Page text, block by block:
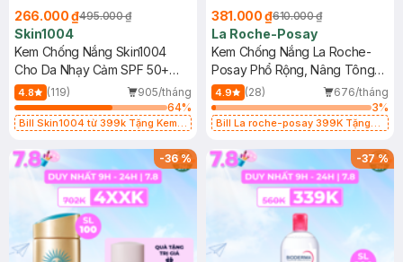
266.000 ₫495.000 ₫
Skin1004
Kem Chống Nắng Skin1004
Cho Da Nhạy Cảm SPF 50+
50ml
4.8 (119)
905/tháng
64%
Bill Skin1004 từ 399k Tặng Kem
SPF 50+ 20ml (SL Có Hạn)
381.000 ₫610.000 ₫
La Roche-Posay
Kem Chống Nắng La Roche-
Posay Phổ Rộng, Nâng Tông
Kiềm Dầu 50ml
4.9 (28)
676/tháng
3%
Bill La roche-posay 399K Tặng
(SL có hạn)
-36% -37%